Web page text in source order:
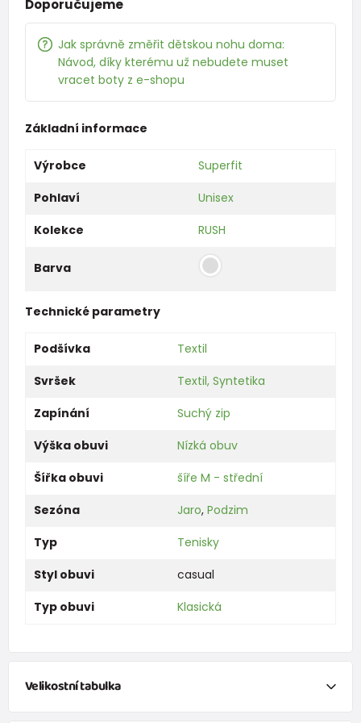
Doporučujeme
Jak správně změřit dětskou nohu doma:
Návod, díky kterému už nebudete muset
vracet boty z e-shopu
Základní informace
Výrobce
Superfit
Pohlaví
Unisex
Kolekce
RUSH
Barva
Technické parametry
Podšívka
Textil
Svršek
Textil, Syntetika
Zapínání
Suchý zip
Výška obuvi
Nízká obuv
Šířka obuvi
šíře M - střední
Sezóna
Jaro, Podzim
Typ
Tenisky
Styl obuvi
casual
Typ obuvi
Klasická
Velikostní tabulka